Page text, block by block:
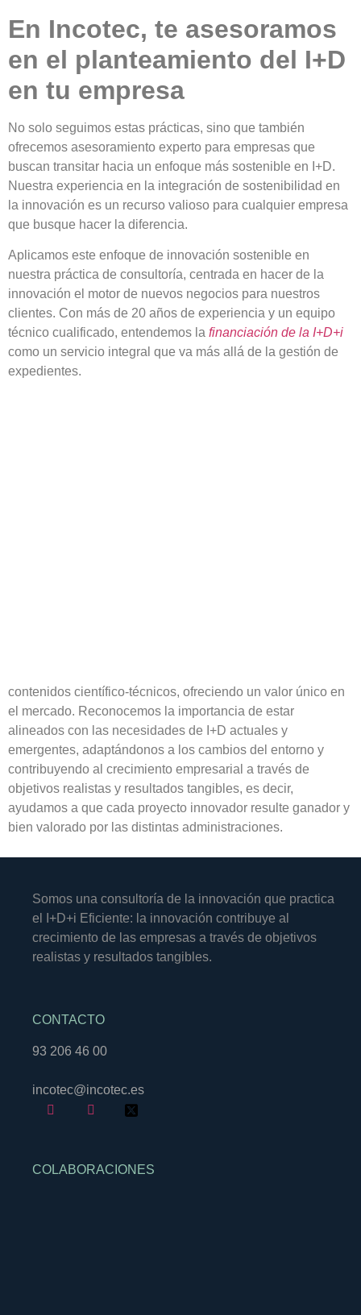
En Incotec, te asesoramos
en el planteamiento del I+D
en tu empresa
No solo seguimos estas prácticas, sino que también
ofrecemos asesoramiento experto para empresas que
buscan transitar hacia un enfoque más sostenible en I+D.
Nuestra experiencia en la integración de sostenibilidad en
la innovación es un recurso valioso para cualquier empresa
que busque hacer la diferencia.
Aplicamos este enfoque de innovación sostenible en
nuestra práctica de consultoría, centrada en hacer de la
innovación el motor de nuevos negocios para nuestros
clientes. Con más de 20 años de experiencia y un equipo
técnico cualificado, entendemos la financiación de la I+D+i
como un servicio integral que va más allá de la gestión de
expedientes.
contenidos científico-técnicos, ofreciendo un valor único en
el mercado. Reconocemos la importancia de estar
alineados con las necesidades de I+D actuales y
emergentes, adaptándonos a los cambios del entorno y
contribuyendo al crecimiento empresarial a través de
objetivos realistas y resultados tangibles​, es decir,
ayudamos a que cada proyecto innovador resulte ganador y
bien valorado por las distintas administraciones.
Somos una consultoría de la innovación que practica
el I+D+i Eficiente: la innovación contribuye al
crecimiento de las empresas a través de objetivos
realistas y resultados tangibles.
CONTACTO
93 206 46 00
incotec@incotec.es
COLABORACIONES